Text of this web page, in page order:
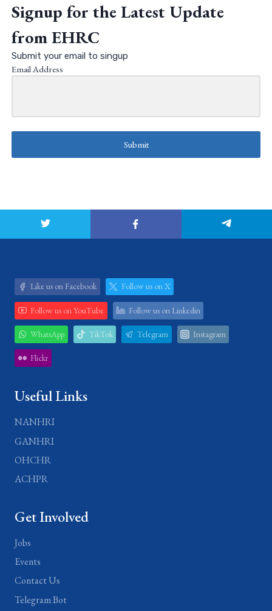
Signup for the Latest Update
from EHRC
Submit your email to singup
Email Address
Submit
Like us on Facebook Follow us on X
Follow us on YouTube Follow us on Linkedin
WhatsApp TikTok Telegram Instagram
Flickr
Useful Links
NANHRI
GANHRI
OHCHR
ACHPR
Get Involved
Jobs
Events
Contact Us
Telegram Bot